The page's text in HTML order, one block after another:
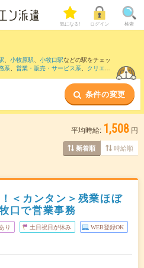
気になる! ログイン 検索
、 小牧原駅、 小牧口駅などの駅をチェッ
系、 営業・販売・サービス系、 クリエイ
条件の変更
平均時給: 1,508 円
新着順 時給順
＜カンタン＞残業ほぼ
口で営業事務
り 土日祝日が休み WEB登録OK